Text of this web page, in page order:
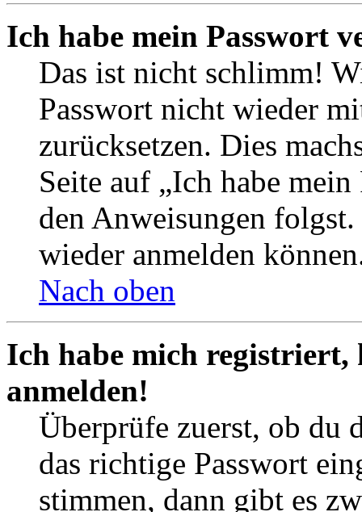
Ich habe mein Passwort
Das ist nicht schlimm!
Passwort nicht wieder
zurücksetzen. Dies
Seite auf „Ich habe
den Anweisungen
wieder anmelden
Nach oben
Ich habe mich
anmelden!
Überprüfe zuerst, ob du
das richtige Passwort
stimmen, dann gibt es